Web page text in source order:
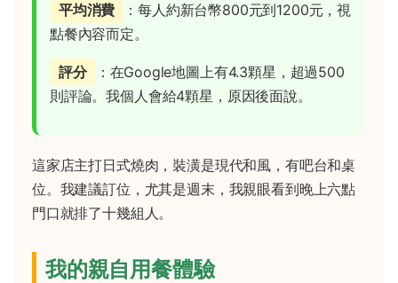
平均消費
：每人約新台幣800元到1200元，視
點餐內容而定。
評分
：在Google地圖上有4.3顆星，超過500
則評論。我個人會給4顆星，原因後面說。
這家店主打日式燒肉，裝潢是現代和風，有吧台和桌
位。我建議訂位，尤其是週末，我親眼看到晚上六點
門口就排了十幾組人。
我的親自用餐體驗